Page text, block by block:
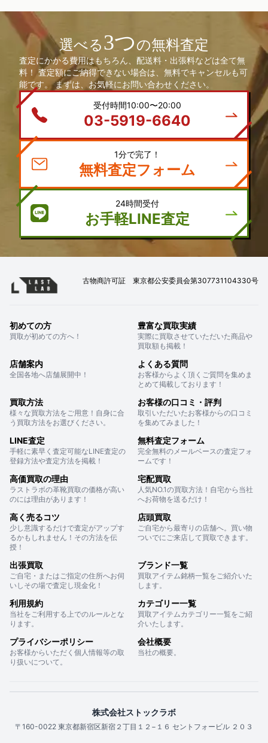
選べる3つの無料査定
査定にかかる費用はもちろん、配送料・出張料などは全て無
料！ 査定額にご納得できない場合は、無料でキャンセルも可
能です。 まずは、お気軽にお問い合わせください。
受付時間10:00〜20:00
03-5919-6640
1分で完了！
無料査定フォーム
24時間受付
お手軽LINE査定
古物商許可証 東京都公安委員会第307731104330号
初めての方
買取が初めての方へ！
豊富な買取実績
実際に買取させていただいた商品や
買取額も掲載！
店舗案内
全国各地へ店舗展開中！
よくある質問
お客様からよく頂くご質問を集めま
とめて掲載しております！
買取方法
様々な買取方法をご用意！自身に合
う買取方法をお選びください。
お客様の口コミ・評判
取引いただいたお客様からの口コミ
を集めてみました！
LINE査定
手軽に素早く査定可能なLINE査定の
登録方法や査定方法を掲載！
無料査定フォーム
完全無料のメールベースの査定フォ
ームです！
高価買取の理由
ラストラボの革靴買取の価格が高い
のには理由があります！
宅配買取
人気NO.1の買取方法！自宅から当社
へお荷物を送るだけ！
高く売るコツ
少し意識するだけで査定がアップす
るかもしれません！その方法を伝
授！
店頭買取
ご自宅から最寄りの店舗へ。買い物
ついでにご来店して買取できます。
出張買取
ご自宅・またはご指定の住所へお伺
いしその場で査定し現金化！
ブランド一覧
買取アイテム銘柄一覧をご紹介いた
します。
利用規約
当社をご利用する上でのルールとな
ります。
カテゴリー一覧
買取アイテムカテゴリー一覧をご紹
介いたします。
プライバシーポリシー
お客様からいただく個人情報等の取
り扱いについて。
会社概要
当社の概要。
株式会社ストックラボ
〒160-0022 東京都新宿区新宿２丁目１２−１６ セントフォービル ２０３